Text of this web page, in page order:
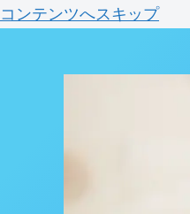
コンテンツへスキップ